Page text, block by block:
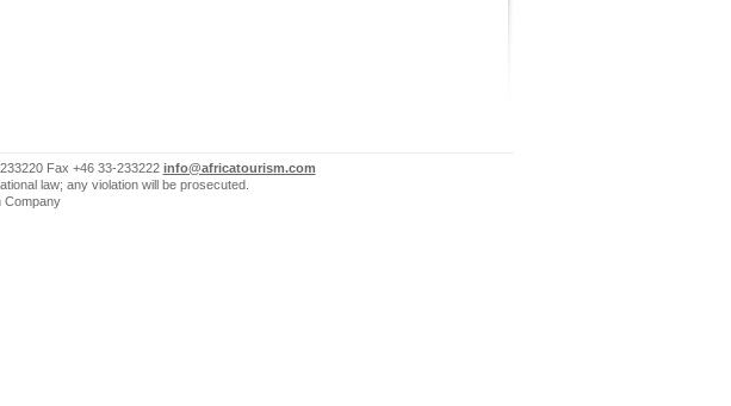
Fax +46 33-233222 info@africatourism.com
law; any violation will be prosecuted.
Company